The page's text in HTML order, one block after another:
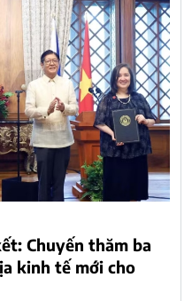
Chuyến thăm ba
kinh tế mới cho